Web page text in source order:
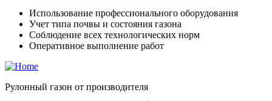
Использование профессионального оборудования
Учет типа почвы и состояния газона
Соблюдение всех технологических норм
Оперативное выполнение работ
Рулонный газон от производителя